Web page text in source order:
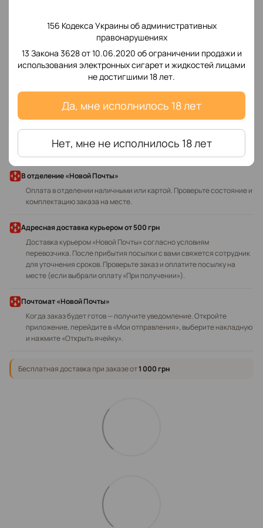
156 Кодекса Украины об административных
правонарушениях
13 Закона 3628 от 10.06.2020 об ограничении продажи и
использования электронных сигарет и жидкостей лицами
не достигшими 18 лет.
Да, мне исполнилось 18 лет
Нет, мне не исполнилось 18 лет
Добавьте первый отзыв
Написать отзыв
Доставка Оплата
В отделение «Новой Почты»
Оплата в отделении наличными или картой. Проверьте состояние и
комплектацию заказа на месте.
Адресная доставка курьеромот 500 грн
Доставка курьером «Новой Почты» согласно условиям
перевозчика. После прибытия посылки с вами свяжется сотрудник
для уточнения сроков. Проверьте заказ и оплатите посылку на
месте (если выбрали оплату «При получении»).
Почтомат «Новой Почты»
Когда заказ будет готов — получите уведомление. Откройте
приложение, перейдите в «Мои отправления», выберите накладную
и нажмите «Открыть ячейку».
Бесплатная доставка при заказе от1 000 грн